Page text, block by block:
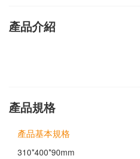
產品介紹
產品規格
產品基本規格
310*400*90mm